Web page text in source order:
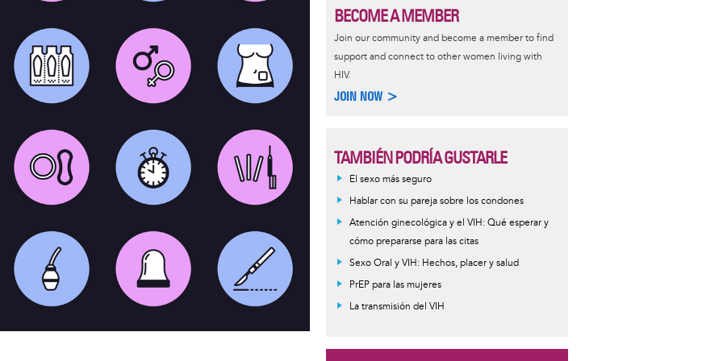
BECOME A MEMBER
Join our community and become a member to find
support and connect to other women living with
HIV.
JOIN NOW >
TAMBIÉN PODRÍA GUSTARLE
El sexo más seguro
Hablar con su pareja sobre los condones
Atención ginecológica y el VIH: Qué esperar y
cómo prepararse para las citas
Sexo Oral y VIH: Hechos, placer y salud
PrEP para las mujeres
La transmisión del VIH